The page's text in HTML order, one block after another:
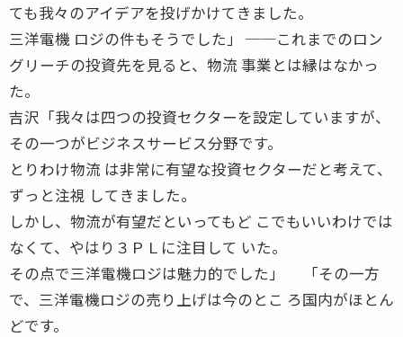
ても我々のアイデアを投げかけてきました。
三洋電機 ロジの件もそうでした」 ──これまでのロン
グリーチの投資先を見ると、物流 事業とは縁はなかっ
た。
吉沢「我々は四つの投資セクターを設定していますが、
その一つがビジネスサービス分野です。
とりわけ物流 は非常に有望な投資セクターだと考えて、
ずっと注視 してきました。
しかし、物流が有望だといってもど こでもいいわけでは
なくて、やはり３ＰＬに注目して いた。
その点で三洋電機ロジは魅力的でした」 「その一方
で、三洋電機ロジの売り上げは今のとこ ろ国内がほとん
どです。